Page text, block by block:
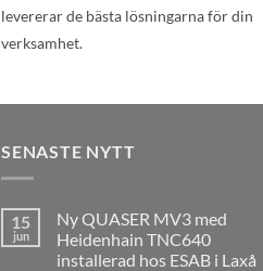
levererar de bästa lösningarna för din
verksamhet.
SENASTE NYTT
15
jun
Ny QUASER MV3 med
Heidenhain TNC640
installerad hos ESAB i Laxå